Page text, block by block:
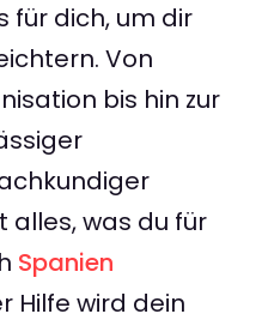
für dich, um dir
Von
bis hin zur
alles, was du für
Spanien
Hilfe wird dein